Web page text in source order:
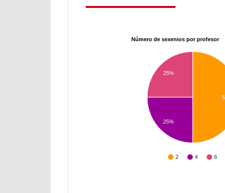
Número de sexenios por profesor
2 4 6
25%
25%